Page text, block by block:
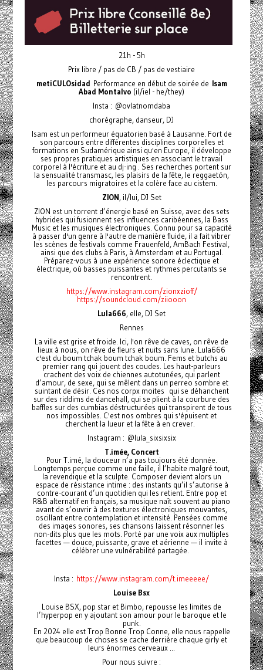
21h - 5h
Prix libre / pas de CB / pas de vestiaire
metiCULOsidad Performance en début de soirée de Isam
Abad Montalvo (il/iel - he/they)
Insta : @ovlatnomdaba
chorégraphe, danseur, DJ
Isam est un performeur équatorien basé à Lausanne. Fort de
son parcours entre différentes disciplines corporelles et
formations en Sudamérique ainsi qu'en Europe, il développe
ses propres pratiques artistiques en associant le travail
corporel à l'écriture et au dj-ing . Ses recherches portent sur
la sensualité transmasc, les plaisirs de la fête, le reggaetón,
les parcours migratoires et la colère face au cistem.
ZION, il/lui, DJ Set
ZION est un torrent d’énergie basé en Suisse, avec des sets
hybrides qui fusionnent ses influences caribéennes, la Bass
Music et les musiques électroniques. Connu pour sa capacité
à passer d'un genre à l'autre de manière fluide, il a fait vibrer
les scènes de festivals comme Frauenfeld, AmBach Festival,
ainsi que des clubs à Paris, à Amsterdam et au Portugal.
Préparez-vous à une expérience sonore éclectique et
électrique, où basses puissantes et rythmes percutants se
rencontrent.
https://www.instagram.com/zionxzioff/
https://soundcloud.com/ziiooon
Lula666, elle, DJ Set
Rennes
La ville est grise et froide. Ici, l'on rêve de caves, on rêve de
lieux à nous, on rêve de fleurs et nuits sans lune. Lula666
c'est du boum tchak boum tchak boum. Fems et butchs au
premier rang qui jouent des coudes. Les haut-parleurs
crachent des voix de chiennes autotunées, qui parlent
d’amour, de sexe, qui se mêlent dans un perreo sombre et
suintant de désir. Ces nos corpx moites qui se déhanchent
sur des riddims de dancehall, qui se plient à la courbure des
baffles sur des cumbias déstructurées qui transpirent de tous
nos impossibles. C'est nos ombres qui s'épuisent et
cherchent la lueur et la fête à en crever.
Instagram : @lula_sixsixsix
T.imée, Concert
Pour T.imé, la douceur n’a pas toujours été donnée.
Longtemps perçue comme une faille, il l’habite malgré tout,
la revendique et la sculpte. Composer devient alors un
espace de résistance intime : des instants qu’il s’autorise à
contre-courant d’un quotidien qui les retient. Entre pop et
R&B alternatif en français, sa musique naît souvent au piano
avant de s’ouvrir à des textures électroniques mouvantes,
oscillant entre contemplation et intensité. Pensées comme
des images sonores, ses chansons laissent résonner les
non-dits plus que les mots. Porté par une voix aux multiples
facettes — douce, puissante, grave et aérienne — il invite à
célébrer une vulnérabilité partagée.
Insta : https://www.instagram.com/t.imeeeee/
Louise Bsx
Louise BSX, pop star et Bimbo, repousse les limites de
l’hyperpop en y ajoutant son amour pour le baroque et le
punk.
En 2024 elle est Trop Bonne Trop Conne, elle nous rappelle
que beaucoup de choses se cache derrière chaque girly et
leurs énormes cerveaux ...
Pour nous suivre :